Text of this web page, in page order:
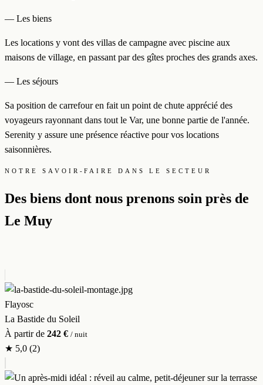
— Les biens
Les locations y vont des villas de campagne avec piscine aux
maisons de village, en passant par des gîtes proches des grands axes.
— Les séjours
Sa position de carrefour en fait un point de chute apprécié des
voyageurs rayonnant dans tout le Var, une bonne partie de l'année.
Serenity y assure une présence réactive pour vos locations
saisonnières.
NOTRE SAVOIR-FAIRE DANS LE SECTEUR
Des biens dont nous prenons soin près de
Le Muy
Flayosc
La Bastide du Soleil
À partir de 242 € / nuit
★ 5,0 (2)